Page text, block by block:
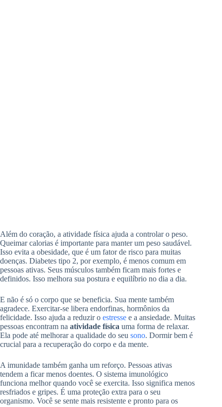
Além do coração, a atividade física ajuda a controlar o peso.
Queimar calorias é importante para manter um peso saudável.
Isso evita a obesidade, que é um fator de risco para muitas
doenças. Diabetes tipo 2, por exemplo, é menos comum em
pessoas ativas. Seus músculos também ficam mais fortes e
definidos. Isso melhora sua postura e equilíbrio no dia a dia.
E não é só o corpo que se beneficia. Sua mente também
agradece. Exercitar-se libera endorfinas, hormônios da
felicidade. Isso ajuda a reduzir o estresse e a ansiedade. Muitas
pessoas encontram na atividade física uma forma de relaxar.
Ela pode até melhorar a qualidade do seu sono. Dormir bem é
crucial para a recuperação do corpo e da mente.
A imunidade também ganha um reforço. Pessoas ativas
tendem a ficar menos doentes. O sistema imunológico
funciona melhor quando você se exercita. Isso significa menos
resfriados e gripes. É uma proteção extra para o seu
organismo. Você se sente mais resistente e pronto para os